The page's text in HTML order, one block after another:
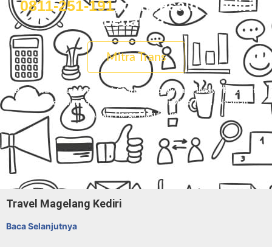
0811-251-191, dan rasain sendiri
bedanya.
Mitra Trans
Pesan Travel Purworejo Pati, Charter Mobil Avanza/Innova/Hiace/Elf,
Dan Paket Kilat Barang Atau Dokumen DiMitra Trans. Nyaman,
Aman, Harga Masuk Akal.
Travel Magelang Kediri
Baca Selanjutnya